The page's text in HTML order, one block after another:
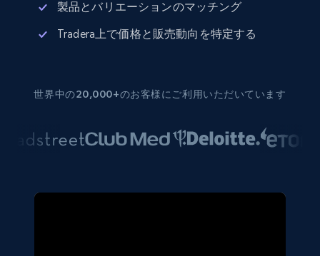
製品とバリエーションのマッチング
Tradera上で価格と販売動向を特定する
世界中の20,000+のお客様にご利用いただいています